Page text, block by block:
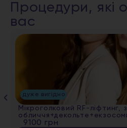
Процедури, які
вас
дуже вигідно
Мікроголковий RF-ліфтинг,
9100 грн